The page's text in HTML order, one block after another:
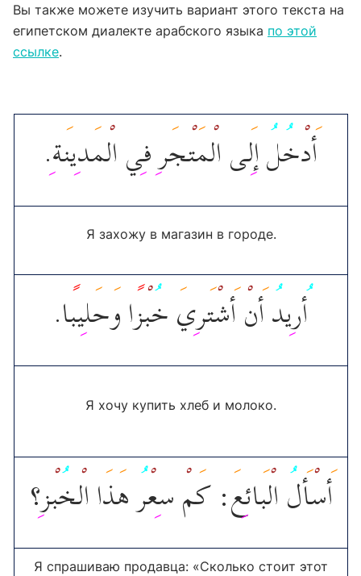
Вы также можете изучить вариант этого текста на
египетском диалекте арабского языка по этой
ссылке.
أدخلإلى المتجر في المدينة.
Я захожу в магазин в городе.
أريدأنأشتريخبزا وحليبا.
Я хочу купить хлеб и молоко.
أسأل البائع: كمسعر هذا الخبز؟
Я спрашиваю продавца: «Сколько стоит этот